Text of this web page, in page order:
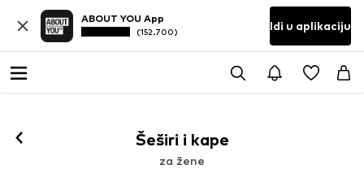
ABOUT YOU App
(152.700) Idi u aplikaciju
Šeširi i kape
za žene